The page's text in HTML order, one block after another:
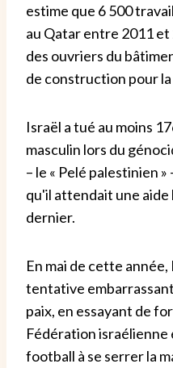
estime que 6 500
au Qatar entre 2011
des ouvriers du
de construction pour
Israël a tué au moins
masculin lors du
– le « Pelé palestinien
qu'il attendait une
dernier.
En mai de cette
tentative
paix, en essayant de
Fédération
football à se serrer la